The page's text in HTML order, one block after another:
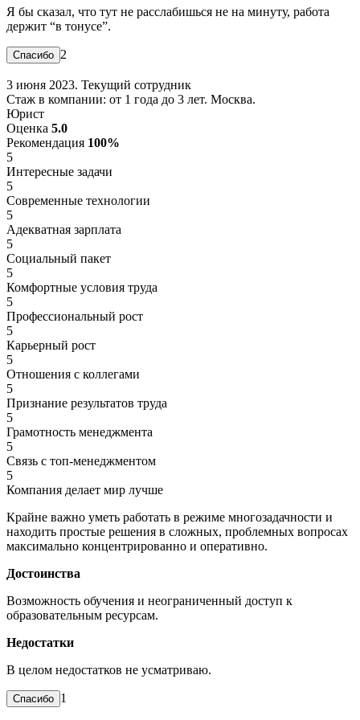
Я бы сказал, что тут не расслабишься не на минуту, работа
держит “в тонусе”.
2
3 июня 2023. Текущий сотрудник
Стаж в компании: от 1 года до 3 лет. Москва.
Юрист
Оценка 5.0
Рекомендация 100%
5
Интересные задачи
5
Современные технологии
5
Адекватная зарплата
5
Социальный пакет
5
Комфортные условия труда
5
Профессиональный рост
5
Карьерный рост
5
Отношения с коллегами
5
Признание результатов труда
5
Грамотность менеджмента
5
Связь с топ-менеджментом
5
Компания делает мир лучше
Крайне важно уметь работать в режиме многозадачности и
находить простые решения в сложных, проблемных вопросах
максимально концентрированно и оперативно.
Достоинства
Возможность обучения и неограниченный доступ к
образовательным ресурсам.
Недостатки
В целом недостатков не усматриваю.
1